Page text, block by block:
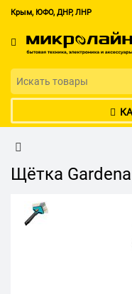
Крым, ЮФО, ДНР, ЛНР
Щётка